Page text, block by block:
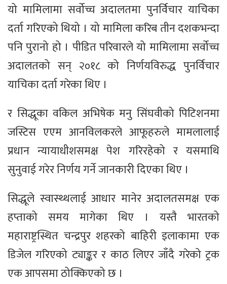
यो मामिलामा सर्वोच्च अदालतमा पुनर्विचार याचिका
दर्ता गरिएको थियो । यो मामिला करिब तीन दशकभन्दा
पनि पुरानो हो । पीडित परिवारले यो मामिलामा सर्वोच्च
अदालतको सन् २०१८ को निर्णयविरुद्ध पुनर्विचार
याचिका दर्ता गरेका थिए ।
र सिद्धूका वकिल अभिषेक मनु सिंघवीको पिटिशनमा
जस्टिस एएम आनविलकरले आफूहरुले मामलालाई
प्रधान न्यायाधीशसमक्ष पेश गरिरहेको र यसमाथि
सुनुवाई गरेर निर्णय गर्ने जानकारी दिएका थिए ।
सिद्धूले स्वास्थ्थलाई आधार मानेर अदालतसमक्ष एक
हप्ताको समय मागेका थिए । यस्तै भारतको
महाराष्ट्रस्थित चन्द्रपुर शहरको बाहिरी इलाकामा एक
डिजेल गरिएको ट्याङ्कर र काठ लिएर जाँदै गरेको ट्रक
एक आपसमा ठोक्किएको छ ।